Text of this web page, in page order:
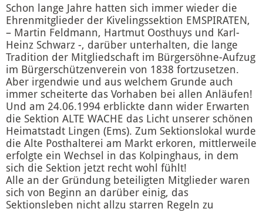
Schon lange Jahre hatten sich immer wieder die
Ehrenmitglieder der Kivelingssektion EMSPIRATEN,
– Martin Feldmann, Hartmut Oosthuys und Karl-
Heinz Schwarz -, darüber unterhalten, die lange
Tradition der Mitgliedschaft im Bürgersöhne-Aufzug
im Bürgerschützenverein von 1838 fortzusetzen.
Aber irgendwie und aus welchem Grunde auch
immer scheiterte das Vorhaben bei allen Anläufen!
Und am 24.06.1994 erblickte dann wider Erwarten
die Sektion ALTE WACHE das Licht unserer schönen
Heimatstadt Lingen (Ems). Zum Sektionslokal wurde
die Alte Posthalterei am Markt erkoren, mittlerweile
erfolgte ein Wechsel in das Kolpinghaus, in dem
sich die Sektion jetzt recht wohl fühlt!
Alle an der Gründung beteiligten Mitglieder waren
sich von Beginn an darüber einig, das
Sektionsleben nicht allzu starren Regeln zu